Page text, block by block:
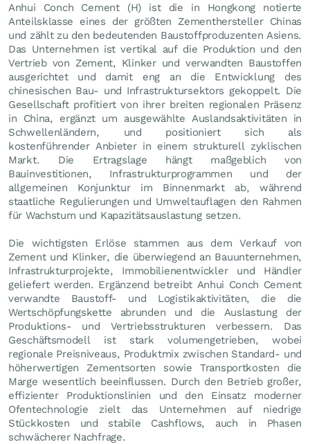
Anhui Conch Cement (H) ist die in Hongkong notierte
Anteilsklasse eines der größten Zementhersteller Chinas
und zählt zu den bedeutenden Baustoffproduzenten Asiens.
Das Unternehmen ist vertikal auf die Produktion und den
Vertrieb von Zement, Klinker und verwandten Baustoffen
ausgerichtet und damit eng an die Entwicklung des
chinesischen Bau- und Infrastruktursektors gekoppelt. Die
Gesellschaft profitiert von ihrer breiten regionalen Präsenz
in China, ergänzt um ausgewählte Auslandsaktivitäten in
Schwellenländern, und positioniert sich als
kostenführender Anbieter in einem strukturell zyklischen
Markt. Die Ertragslage hängt maßgeblich von
Bauinvestitionen, Infrastrukturprogrammen und der
allgemeinen Konjunktur im Binnenmarkt ab, während
staatliche Regulierungen und Umweltauflagen den Rahmen
für Wachstum und Kapazitätsauslastung setzen.
Die wichtigsten Erlöse stammen aus dem Verkauf von
Zement und Klinker, die überwiegend an Bauunternehmen,
Infrastrukturprojekte, Immobilienentwickler und Händler
geliefert werden. Ergänzend betreibt Anhui Conch Cement
verwandte Baustoff- und Logistikaktivitäten, die die
Wertschöpfungskette abrunden und die Auslastung der
Produktions- und Vertriebsstrukturen verbessern. Das
Geschäftsmodell ist stark volumengetrieben, wobei
regionale Preisniveaus, Produktmix zwischen Standard- und
höherwertigen Zementsorten sowie Transportkosten die
Marge wesentlich beeinflussen. Durch den Betrieb großer,
effizienter Produktionslinien und den Einsatz moderner
Ofentechnologie zielt das Unternehmen auf niedrige
Stückkosten und stabile Cashflows, auch in Phasen
schwächerer Nachfrage.